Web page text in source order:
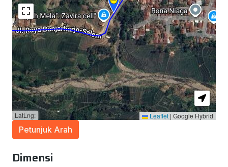
LatLng: Leaflet | Google Hybrid
Petunjuk Arah
Dimensi